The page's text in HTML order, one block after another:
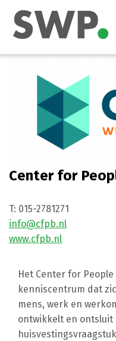
Center for
T: 015-2781271
info@cfpb.nl
www.cfpb.nl
Het Center for
kenniscentrum dat
mens, werk en
ontwikkelt en ontsluit